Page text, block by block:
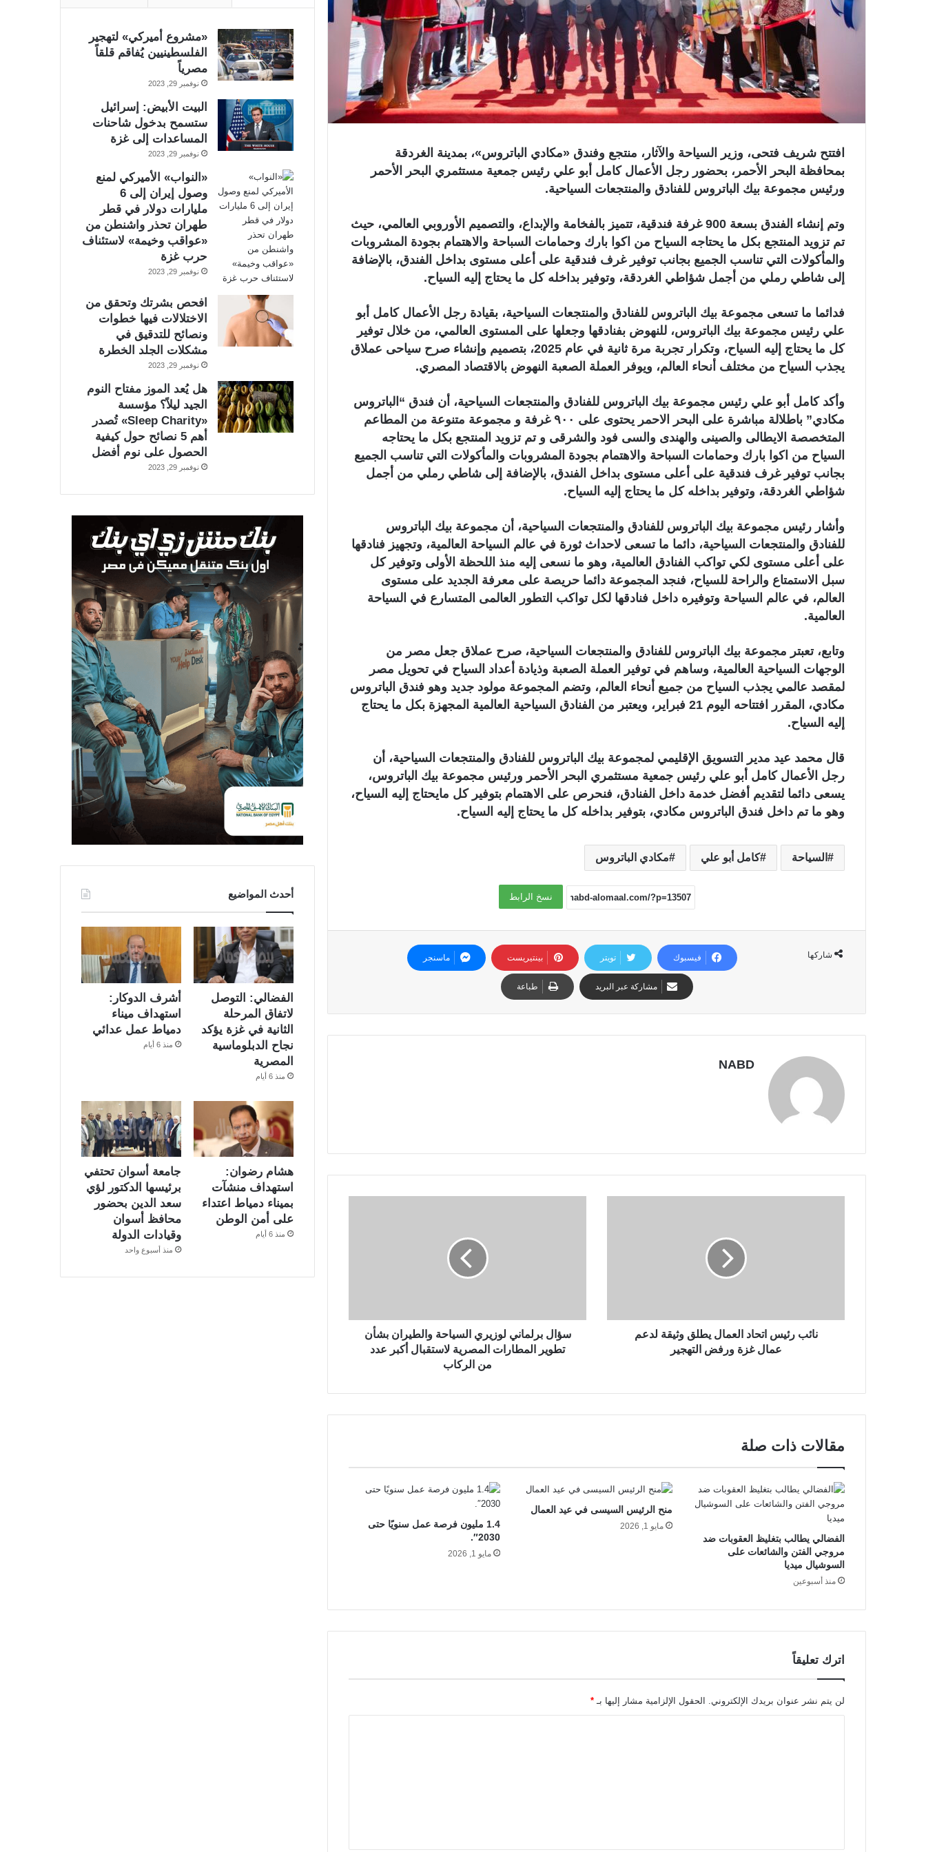
و
ن
ا
افتتح شريف فتحى، وزير السياحة والآثار، منتجع وفندق «مكادي الباتروس»، بمدينة الغردقة
بمحافظة البحر الأحمر، بحضور رجل الأعمال كامل أبو علي رئيس جمعية مستثمري البحر الأحمر
ورئيس مجموعة بيك الباتروس للفنادق والمنتجعات السياحية.
وتم إنشاء الفندق بسعة 900 غرفة فندقية، تتميز بالفخامة والإبداع، والتصميم الأوروبي العالمي، حيث
تم تزويد المنتجع بكل ما يحتاجه السياح من اكوا بارك وحمامات السباحة والاهتمام بجودة المشروبات
والمأكولات التي تناسب الجميع بجانب توفير غرف فندقية على أعلى مستوى بداخل الفندق، بالإضافة
إلى شاطي رملي من أجمل شؤاطي الغردقة، وتوفير بداخله كل ما يحتاج إليه السياح.
فدائما ما تسعى مجموعة بيك الباتروس للفنادق والمنتجعات السياحية، بقيادة رجل الأعمال كامل أبو
علي رئيس مجموعة بيك الباتروس، للنهوض بفنادقها وجعلها على المستوى العالمي، من خلال توفير
كل ما يحتاج إليه السياح، وتكرار تجربة مرة ثانية في عام 2025، بتصميم وإنشاء صرح سياحى عملاق
يجذب السياح من مختلف أنحاء العالم، ويوفر العملة الصعبة النهوض بالاقتصاد المصري.
وأكد كامل أبو علي رئيس مجموعة بيك الباتروس للفنادق والمنتجعات السياحية، أن فندق “الباتروس
مكادي” باطلالة مباشرة على البحر الاحمر يحتوى على ٩٠٠ غرفة و مجموعة متنوعة من المطاعم
المتخصصة الايطالى والصينى والهندى والسى فود والشرقى و تم تزويد المنتجع بكل ما يحتاجه
السياح من اكوا بارك وحمامات السباحة والاهتمام بجودة المشروبات والمأكولات التي تناسب الجميع
بجانب توفير غرف فندقية على أعلى مستوى بداخل الفندق، بالإضافة إلى شاطي رملي من أجمل
شؤاطي الغردقة، وتوفير بداخله كل ما يحتاج إليه السياح.
وأشار رئيس مجموعة بيك الباتروس للفنادق والمنتجعات السياحية، أن مجموعة بيك الباتروس
للفنادق والمنتجعات السياحية، دائما ما تسعى لاحداث ثورة في عالم السياحة العالمية، وتجهيز فنادقها
على أعلى مستوى لكي تواكب الفنادق العالمية، وهو ما نسعى إليه منذ اللحظة الأولى وتوفير كل
سبل الاستمتاع والراحة للسياح، فنجد المجموعة دائما حريصة على معرفة الجديد على مستوى
العالم، في عالم السياحة وتوفيره داخل فنادقها لكل تواكب التطور العالمى المتسارع في السياحة
العالمية.
وتابع، تعبتر مجموعة بيك الباتروس للفنادق والمنتجعات السياحية، صرح عملاق جعل مصر من
الوجهات السياحية العالمية، وساهم في توفير العملة الصعبة وذيادة أعداد السياح في تحويل مصر
لمقصد عالمي يجذب السياح من جميع أنحاء العالم، وتضم المجموعة مولود جديد وهو فندق الباتروس
مكادي، المقرر افتتاحه اليوم 21 فبراير، ويعتبر من الفنادق السياحية العالمية المجهزة بكل ما يحتاج
إليه السياح.
قال محمد عيد مدير التسويق الإقليمي لمجموعة بيك الباتروس للفنادق والمنتجعات السياحية، أن
رجل الأعمال كامل أبو علي رئيس جمعية مستثمري البحر الأحمر ورئيس مجموعة بيك الباتروس،
يسعى دائما لتقديم أفضل خدمة داخل الفنادق، فنحرص على الاهتمام بتوفير كل مايحتاج إليه السياح،
وهو ما تم داخل فندق الباتروس مكادي، بتوفير بداخله كل ما يحتاج إليه السياح.
السياحة كامل أبو علي مكادي الباتروس
نسخ الرابط
شاركها فيسبوك تويتر بينتيريست ماسنجر
مشاركة عبر البريد طباعة
NABD
نائب رئيس اتحاد العمال يطلق وثيقة لدعم
عمال غزة ورفض التهجير
سؤال برلماني لوزيري السياحة والطيران بشأن
تطوير المطارات المصرية لاستقبال أكبر عدد
من الركاب
مقالات ذات صلة
الفضالي يطالب بتغليظ العقوبات ضد
مروجي الفتن والشائعات على
السوشيال ميديا
منذ أسبوعين
منح الرئيس السيسى في عيد العمال
مايو 1, 2026
1.4 مليون فرصة عمل سنويًا حتى
2030″.
مايو 1, 2026
اترك تعليقاً
لن يتم نشر عنوان بريدك الإلكتروني. الحقول الإلزامية مشار إليها بـ *
ق
«مشروع أميركي» لتهجير
الفلسطينيين يُفاقم قلقاً
مصرياً
نوفمبر 29, 2023
البيت الأبيض: إسرائيل
ستسمح بدخول شاحنات
المساعدات إلى غزة
نوفمبر 29, 2023
«النواب» الأميركي لمنع
وصول إيران إلى 6
مليارات دولار في قطر
طهران تحذر واشنطن من
«عواقب وخيمة» لاستئناف
حرب غزة
نوفمبر 29, 2023
افحص بشرتك وتحقق من
الاختلالات فيها خطوات
ونصائح للتدقيق في
مشكلات الجلد الخطرة
نوفمبر 29, 2023
هل يُعد الموز مفتاح النوم
الجيد ليلاً؟ مؤسسة
«Sleep Charity» تُصدر
أهم 5 نصائح حول كيفية
الحصول على نوم أفضل
نوفمبر 29, 2023
أحدث المواضيع
الفضالي: التوصل
لاتفاق المرحلة
الثانية في غزة يؤكد
نجاح الدبلوماسية
المصرية
منذ 6 أيام
أشرف الدوكار:
استهداف ميناء
دمياط عمل عدائي
منذ 6 أيام
هشام رضوان:
استهداف منشآت
بميناء دمياط اعتداء
على أمن الوطن
منذ 6 أيام
جامعة أسوان تحتفي
برئيسها الدكتور لؤي
سعد الدين بحضور
محافظ أسوان
وقيادات الدولة
منذ أسبوع واحد